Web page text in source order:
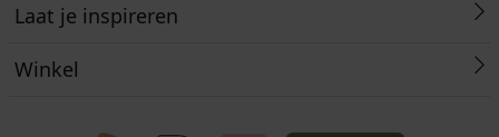
Laat je inspireren
Winkel